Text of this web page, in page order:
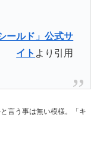
ールド」公式サ
イト より引用
言う事は無い模様。「キ